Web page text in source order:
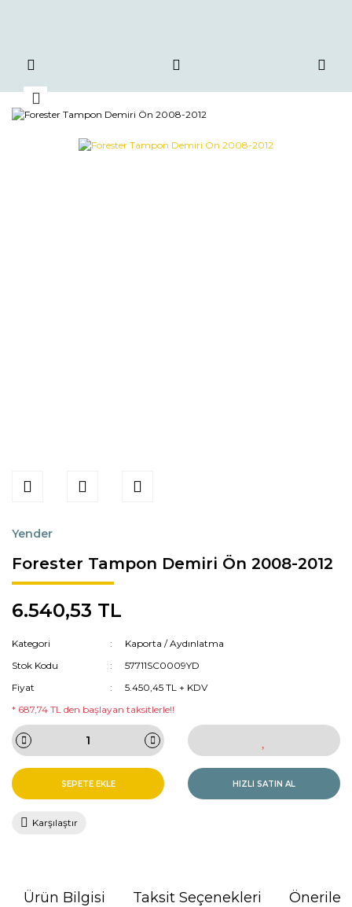
Yender
Forester Tampon Demiri Ön 2008-2012
6.540,53 TL
Kategori
Kaporta / Aydınlatma
Stok Kodu
57711SC0009YD
Fiyat
5.450,45 TL + KDV
* 687,74 TL den başlayan taksitlerle!!
SEPETE EKLE HIZLI SATIN AL
Karşılaştır
Ürün Bilgisi Taksit Seçenekleri